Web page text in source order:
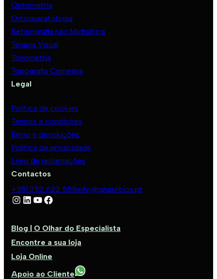
Optometria
Ortoqueratologia
Retinografia não Midriática
Terapia Visual
Tonometria
Topografia Corneana
Legal
Política de cookies
Termos e condições
Envio e devoluções
Política de privacidade
Livro de reclamações
Contactos
+351 252 622 558info@grupotico.pt
Blog | O Olhar do Especialista
Encontre a sua loja
Loja Online
Apoio ao Cliente